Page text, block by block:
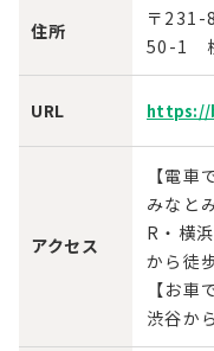
住所
〒231-
50-1
URL https://
アクセス
【電車
みなと
R・横
から徒
【お車
渋谷か